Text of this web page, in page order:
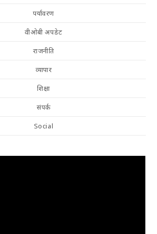
पर्यावरण
वीओबी अपडेट
राजनीति
व्यापार
शिक्षा
संपर्क
Social